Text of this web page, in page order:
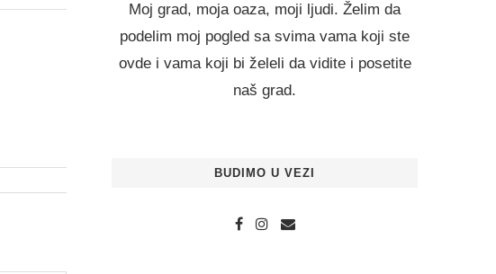
Moj grad, moja oaza, moji ljudi. Želim da
podelim moj pogled sa svima vama koji ste
ovde i vama koji bi želeli da vidite i posetite
naš grad.
BUDIMO U VEZI